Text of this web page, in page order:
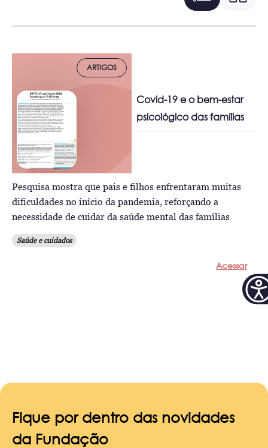
ARTIGOS
Covid-19 e o bem-estar
psicológico das famílias
Pesquisa mostra que pais e filhos enfrentaram muitas
dificuldades no início da pandemia, reforçando a
necessidade de cuidar da saúde mental das famílias
Saúde e cuidados
Acessar
Fique por dentro das novidades
da Fundação